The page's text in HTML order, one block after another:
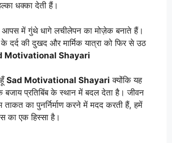
धक्का देती हैं।
आपस में गुंथे धागे लचीलेपन का मोज़ेक बनाते हैं।
की दुखद और मार्मिक यात्रा को फिर से उठ
Motivational Shayari
Sad Motivational Shayari क्योंकि यह
प्रतिबिंब के स्थान में बदल देता है। जीवन
का पुनर्निर्माण करने में मदद करती हैं, हमें
का एक हिस्सा है।